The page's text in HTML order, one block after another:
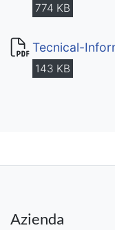
774 KB
Tecnical-
143 KB
Azienda